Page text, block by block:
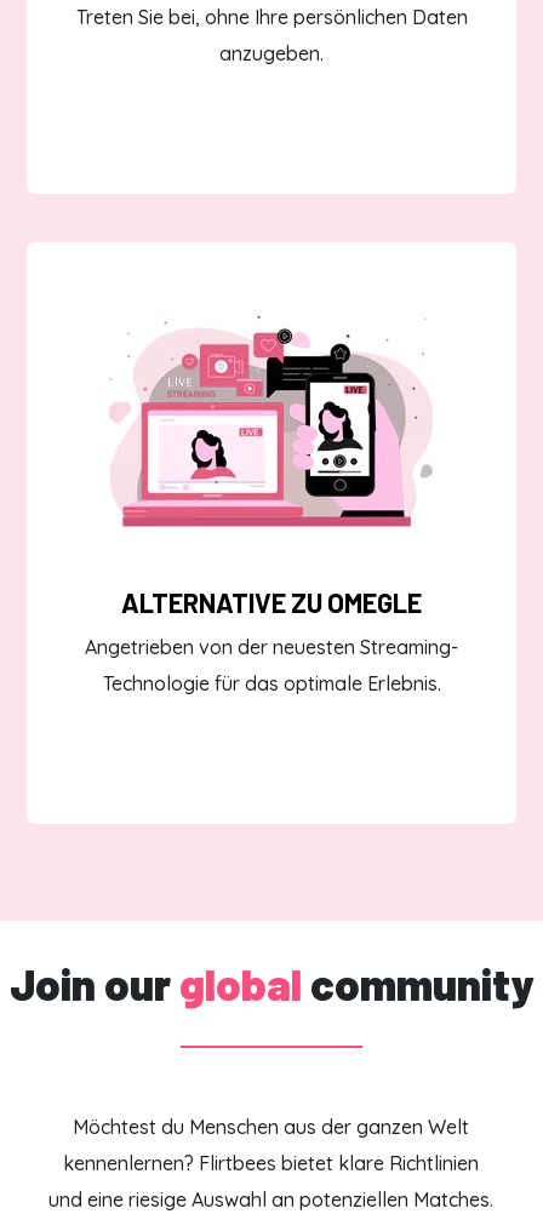
Treten Sie bei, ohne Ihre persönlichen Daten
anzugeben.
ALTERNATIVE ZU OMEGLE
Angetrieben von der neuesten Streaming-
Technologie für das optimale Erlebnis.
Join ourglobal community
Möchtest du Menschen aus der ganzen Welt
kennenlernen? Flirtbees bietet klare Richtlinien
und eine riesige Auswahl an potenziellen Matches.